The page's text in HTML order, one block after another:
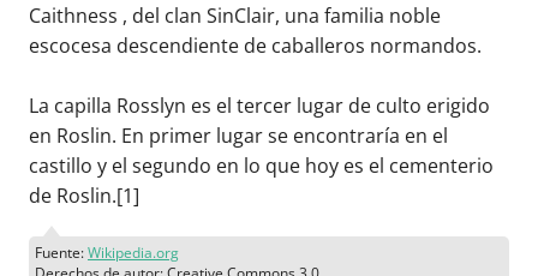
Caithness , del clan SinClair, una familia noble
escocesa descendiente de caballeros normandos.
La capilla Rosslyn es el tercer lugar de culto erigido
en Roslin. En primer lugar se encontraría en el
castillo y el segundo en lo que hoy es el cementerio
de Roslin.[1]​
Fuente:Wikipedia.org